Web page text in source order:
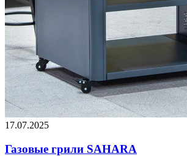
17.07.2025
Газовые грили SAHARA